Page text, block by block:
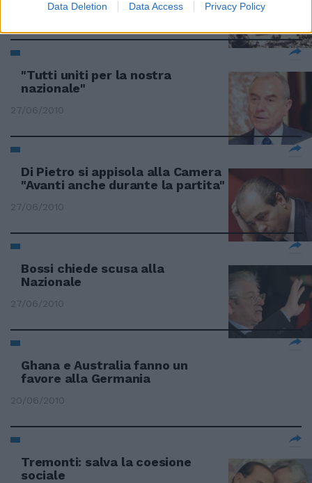
Data Deletion Data Access Privacy Policy
29/07/2010
"Tutti uniti per la nostra
nazionale"
27/06/2010
Di Pietro si appisola alla Camera
"Avanti anche durante la partita"
27/06/2010
Bossi chiede scusa alla
Nazionale
27/06/2010
Ghana e Australia fanno un
favore alla Germania
20/06/2010
Tremonti: salva la coesione
sociale